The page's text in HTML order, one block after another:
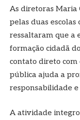
As diretoras Maria
pelas duas
ressaltaram que a
formação cidadã
contato direto com
pública ajuda a
responsabilidade
A atividade